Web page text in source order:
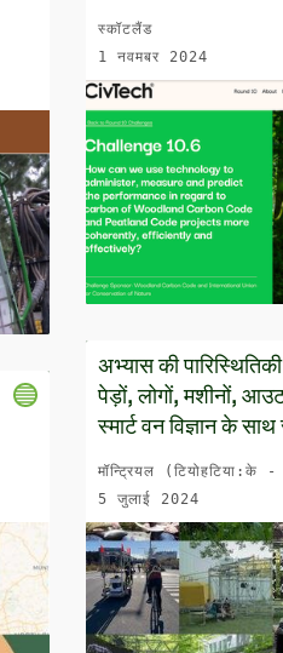
स्कॉटलैंड
1 नवमबर 2024
अभ्यास की पारिस्थितिकी
पेड़ों, लोगों, मशीनों,
स्मार्ट वन विज्ञान के
मॉन्ट्रियल (टियोहटिया:के -
5 जुलाई 2024